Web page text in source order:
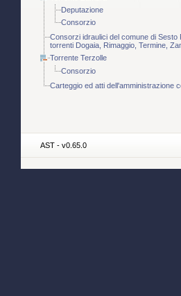
Deputazione
Consorzio
Consorzi idraulici del comune di Sesto
torrenti Dogaia, Rimaggio, Termine,
Torrente Terzolle
Consorzio
Carteggio ed atti dell'amministrazione
AST - v0.65.0